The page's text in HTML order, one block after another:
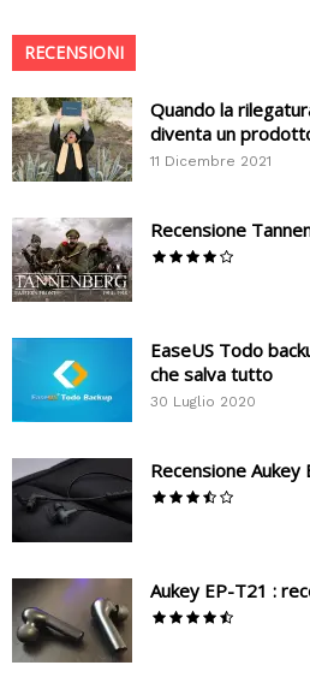
RECENSIONI
Quando la
diventa un
11 Dicembre 2021
Recensione
EaseUS Todo
che salva tutto
30 Luglio 2020
Recensione Aukey
Aukey EP-T21 :